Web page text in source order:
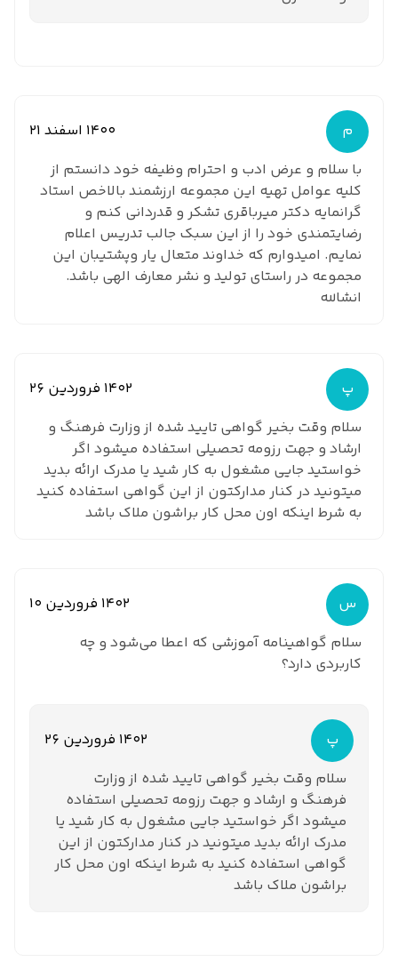
م
1400 اسفند 21
با سلام و عرض ادب و احترام وظیفه خود دانستم از
کلیه عوامل تهیه این مجموعه ارزشمند بالاخص استاد
گرانمایه دکتر میرباقری تشکر و قدردانی کنم و
رضایتمندی خود را از این سبک جالب تدریس اعلام
نمایم. امیدوارم که خداوند متعال یار وپشتیبان این
مجموعه در راستای تولید و نشر معارف الهی باشد.
انشالله
پ
1402 فروردین 26
سلام وقت بخیر گواهی تایید شده از وزارت فرهنگ و
ارشاد و جهت رزومه تحصیلی استفاده میشود اگر
خواستید جایی مشغول به کار شید یا مدرک ارائه بدید
میتونید در کنار مدارکتون از این گواهی استفاده کنید
به شرط اینکه اون محل کار براشون ملاک باشد
س
1402 فروردین 10
سلام گواهینامه آموزشی که اعطا می‌شود و چه
کاربردی دارد؟
پ
1402 فروردین 26
سلام وقت بخیر گواهی تایید شده از وزارت
فرهنگ و ارشاد و جهت رزومه تحصیلی استفاده
میشود اگر خواستید جایی مشغول به کار شید یا
مدرک ارائه بدید میتونید در کنار مدارکتون از این
گواهی استفاده کنید به شرط اینکه اون محل کار
براشون ملاک باشد